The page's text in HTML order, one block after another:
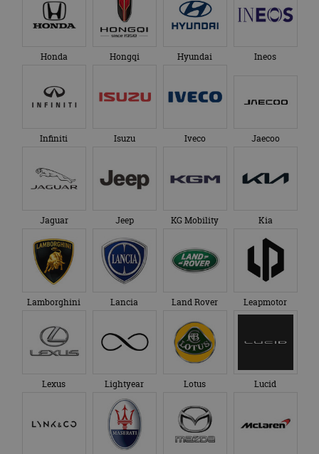
Honda Hongqi Hyundai Ineos
Infiniti Isuzu Iveco Jaecoo
Jaguar Jeep KG Mobility Kia
Lamborghini Lancia Land Rover Leapmotor
Lexus Lightyear Lotus Lucid